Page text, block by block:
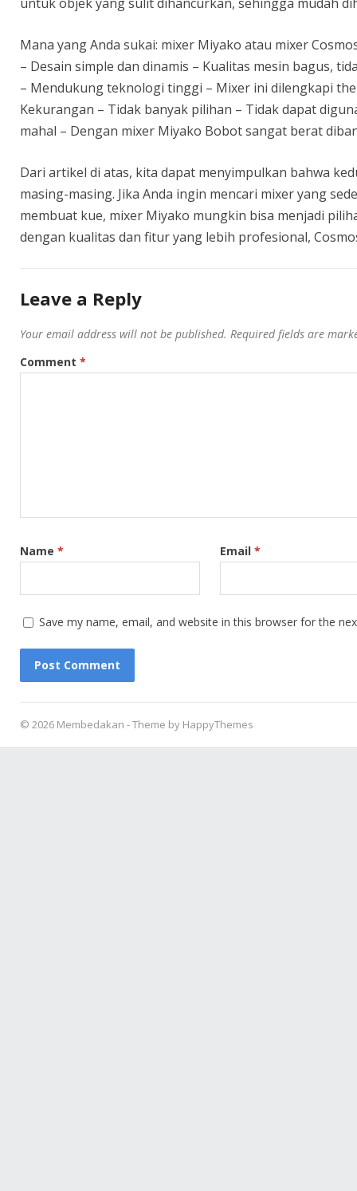
Mana yang Anda sukai: mixer Miyako atau mixer
– Desain simple dan dinamis – Kualitas mesin bagus,
– Mendukung teknologi tinggi – Mixer ini dilengkapi
Kekurangan – Tidak banyak pilihan – Tidak dapat
mahal – Dengan mixer Miyako Bobot sangat berat
Dari artikel di atas, kita dapat menyimpulkan bahwa
masing-masing. Jika Anda ingin mencari mixer yang
membuat kue, mixer Miyako mungkin bisa menjadi
dengan kualitas dan fitur yang lebih profesional,
Leave a Reply
Your email address will not be published. Required fields are
Comment *
Name * Email *
Save my name, email, and website in this browser for the
© 2026 Membedakan - Theme by HappyThemes